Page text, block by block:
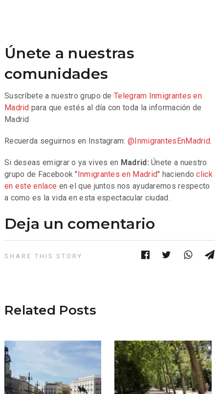
Únete a nuestras
comunidades
Suscríbete a nuestro grupo deTelegram Inmigrantes en
Madrid para que estés al día con toda la información de
Madrid
Recuerda seguirnos en Instagram: @InmigrantesEnMadrid.
Si deseas emigrar o ya vives en Madrid:Únete a nuestro
grupo de Facebook "Inmigrantes en Madrid" haciendoclick
en este enlace en el que juntos nos ayudaremos respecto
a como es la vida en esta espectacular ciudad.
Deja un comentario
SHARE THIS STORY
Related Posts